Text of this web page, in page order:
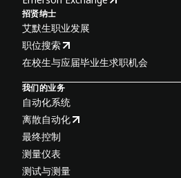
招贤纳士
艾默生职业发展
职位搜索
在校生与应届毕业生求职机会
我们的业务
自动化系统
离散自动化
最终控制
测量仪表
测试与测量